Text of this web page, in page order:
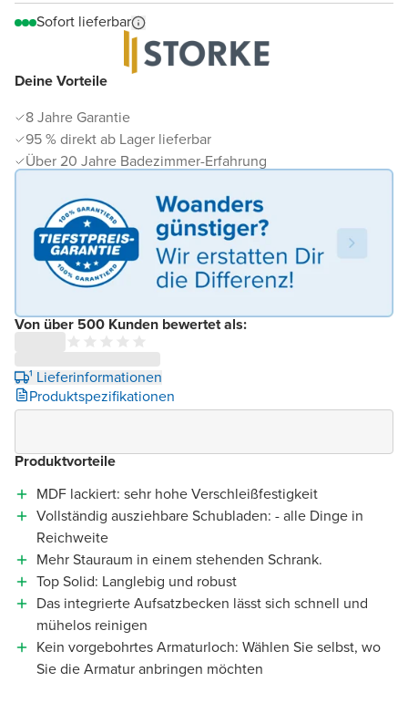
Deine Vorteile
8 Jahre Garantie
95 % direkt ab Lager lieferbar
Über 20 Jahre Badezimmer-Erfahrung
Von über 500 Kunden bewertet als:
¹ Lieferinformationen
Produktspezifikationen
Sofort lieferbar
Produktvorteile
MDF lackiert: sehr hohe Verschleißfestigkeit
Vollständig ausziehbare Schubladen: - alle Dinge in
Reichweite
Mehr Stauraum in einem stehenden Schrank.
Top Solid: Langlebig und robust
Das integrierte Aufsatzbecken lässt sich schnell und
mühelos reinigen
Kein vorgebohrtes Armaturloch: Wählen Sie selbst, wo
Sie die Armatur anbringen möchten